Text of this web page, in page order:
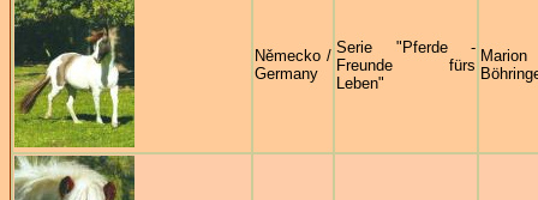
Německo /
Germany
Serie "Pferde -
Freunde fürs
Leben"
Marion